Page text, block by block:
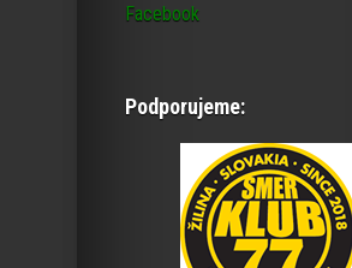
Facebook
Podporujeme: